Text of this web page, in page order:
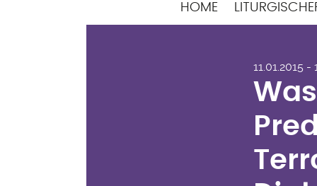
Hauptnavigation
HOME
11.01.2015